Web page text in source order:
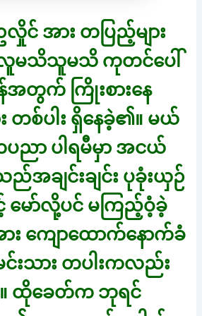
အား တပြည့်များ
မသိသူမသိ ကုတင်ပေါ်
အတွက် ကြိုးစားနေ
တစ်ပါး ရှိနေခဲ့၏။ မယ်
ာ ပါရမီမှာ အငယ်
အချင်းချင်း ပုခုံးယှဉ်
မော်လို့ပင် မကြည့်ဝံ့ခဲ့
း ကျောထောက်နောက်ခံ
င်းသား တပါးကလည်း
။ ထိုခေတ်က ဘုရင်